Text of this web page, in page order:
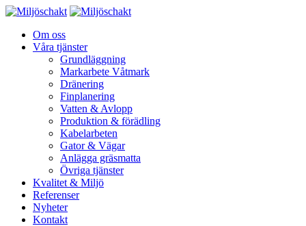
Om oss
Våra tjänster
Grundläggning
Markarbete Våtmark
Dränering
Finplanering
Vatten & Avlopp
Produktion & förädling
Kabelarbeten
Gator & Vägar
Anlägga gräsmatta
Övriga tjänster
Kvalitet & Miljö
Referenser
Nyheter
Kontakt